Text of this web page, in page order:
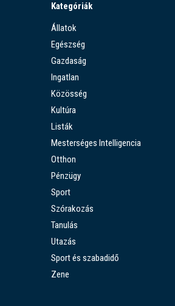
Kategóriák
Állatok
Egészség
Gazdaság
Ingatlan
Közösség
Kultúra
Listák
Mesterséges Intelligencia
Otthon
Pénzügy
Sport
Szórakozás
Tanulás
Utazás
Sport és szabadidő
Zene